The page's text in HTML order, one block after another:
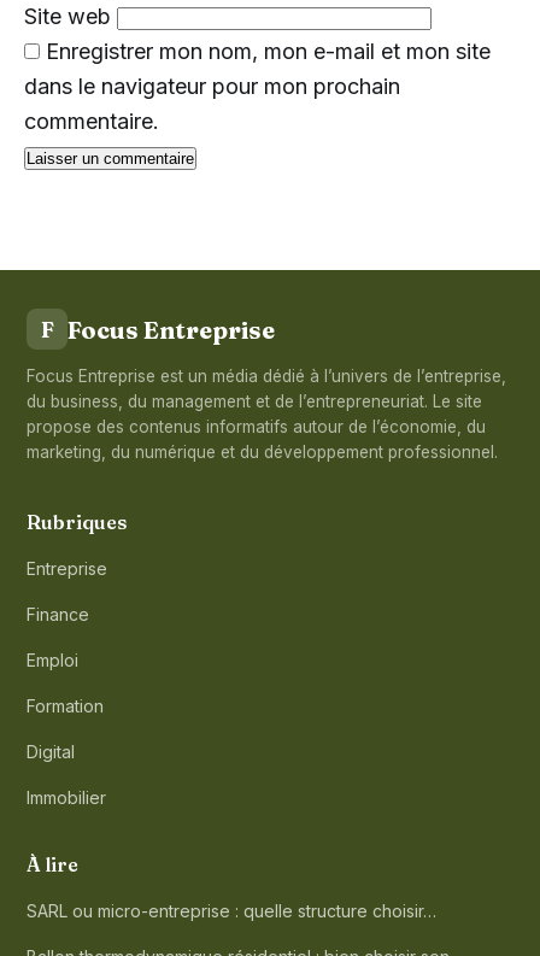
Site web
Enregistrer mon nom, mon e-mail et mon site
dans le navigateur pour mon prochain
commentaire.
F Focus Entreprise
Focus Entreprise est un média dédié à l’univers de l’entreprise,
du business, du management et de l’entrepreneuriat. Le site
propose des contenus informatifs autour de l’économie, du
marketing, du numérique et du développement professionnel.
Rubriques
Entreprise
Finance
Emploi
Formation
Digital
Immobilier
À lire
SARL ou micro-entreprise : quelle structure choisir…